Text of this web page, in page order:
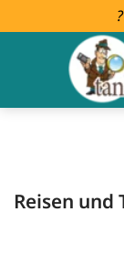
Reisen und